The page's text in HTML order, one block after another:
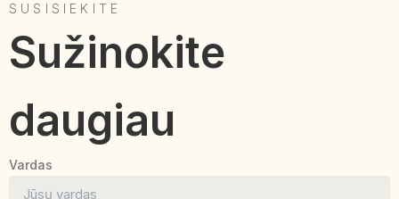
SUSISIEKITE
Sužinokite
daugiau
Vardas